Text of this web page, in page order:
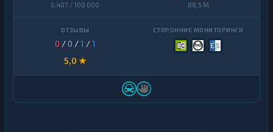
0,407 / 100 000 88,5 M
0 / 0 /1 /1
5,0 ★